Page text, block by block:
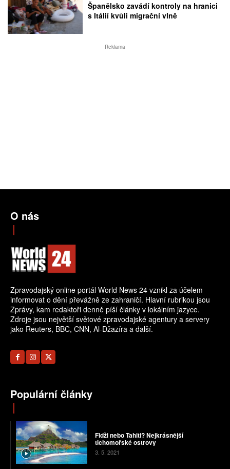
Španělsko zavádí kontroly na hranici
s Itálií kvůli migrační vlně
Reklama
O nás
Zpravodajský online portál World News 24 vznikl za účelem
informovat o dění převážně ze zahraničí. Hlavní rubrikou jsou
Zprávy, kam redaktoři denně píší články v lokálním jazyce.
Zdroje jsou největší světové zpravodajské agentury a servery
jako Reuters, BBC, CNN, Al-Džazíra a další.
Populární články
Fidži nebo Tahiti? Nejkrásnější
tichomořské ostrovy
3. 5. 2021